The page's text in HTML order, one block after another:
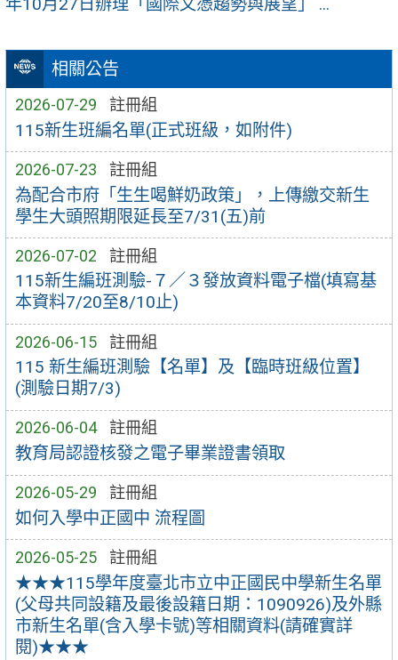
相關公告
2026-07-29 註冊組
115新生班編名單(正式班級，如附件)
2026-07-23 註冊組
為配合市府「生生喝鮮奶政策」，上傳繳交新生
學生大頭照期限延長至7/31(五)前
2026-07-02 註冊組
115新生編班測驗-７／３發放資料電子檔(填寫基
本資料7/20至8/10止)
2026-06-15 註冊組
115 新生編班測驗【名單】及【臨時班級位置】
(測驗日期7/3)
2026-06-04 註冊組
教育局認證核發之電子畢業證書領取
2026-05-29 註冊組
如何入學中正國中 流程圖
2026-05-25 註冊組
★★★115學年度臺北市立中正國民中學新生名單
(父母共同設籍及最後設籍日期：1090926)及外縣
市新生名單(含入學卡號)等相關資料(請確實詳
閱)★★★